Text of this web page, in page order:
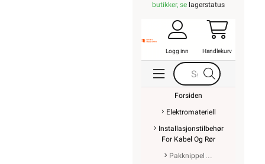
butikker, se lagerstatus
Logg inn Handlekurv
Forsiden
Elektromateriell
Installasjonstilbehør
For Kabel Og Rør
Pakknippel